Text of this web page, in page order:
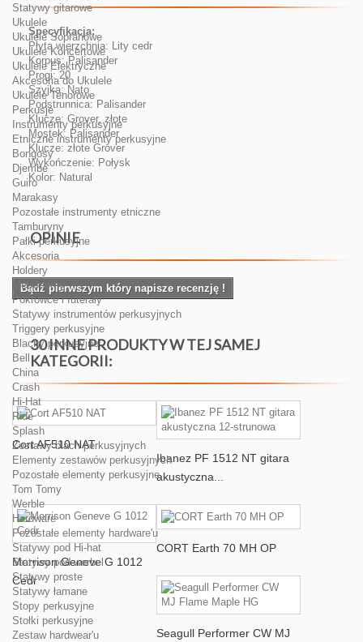
Statywy gitarowe
Ukulele
Ukulele Sopranowe
Ukulele Koncertowe
Ukulele Elektryczne
Akcesoria do Ukulele
Ukulele Tenorowe
Perkusje
Instrumenty perkusyjne
Etniczne instrumenty perkusyjne
Bongosy
Djembe
Guiro
Marakasy
Pozostałe instrumenty etniczne
Tamburyny
Pałki perkusyjne
Akcesoria
Holdery
Metronomy
Pokrowce i futerały
Statywy instrumentów perkusyjnych
Triggery perkusyjne
Blachy perkusyjne
Bell
China
Crash
Hi-Hat
Ride
Splash
Zestawy blach perkusyjnych
Elementy zestawów perkusyjnych
Pozostałe elementy perkusyjne
Tom Tomy
Werble
Hardware
Pozostałe elementy hardware'u
Statywy pod Hi-hat
Statywy pod werbel
Statywy proste
Statywy łamane
Stopy perkusyjne
Stołki perkusyjne
Zestaw hardwear'u
Specyfikacja:
Płyta wierzchnia: Lity cedr
Korpus: Palisander
Progi: 20
Szyjka: Nato
Podstrunnica: Palisander
Klucze: Grover, złote
Mostek: Palisander
Klucze: złote Grover
Wykończenie: Połysk
Kolor: Natural
OPINIE
Bądź pierwszym który napisze recenzję !
30 INNE PRODUKTY W TEJ SAMEJ
KATEGORII:
Cort AF510 NAT
Ibanez PF 1512 NT gitara
akustyczna...
Morrison Geneve G 1012
Cedr
CORT Earth 70 MH OP
Seagull Performer CW MJ